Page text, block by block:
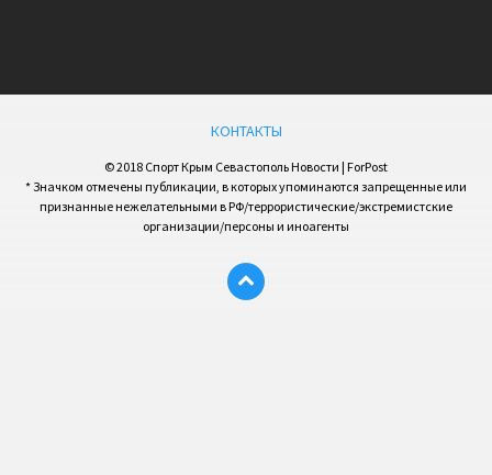
КОНТАКТЫ
© 2018 Спорт Крым Севастополь Новости | ForPost
* Значком отмечены публикации, в которых упоминаются запрещенные или
признанные нежелательными в РФ/террористические/экстремистские
организации/персоны и иноагенты